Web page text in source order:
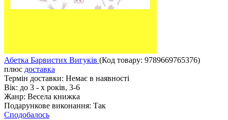
Абетка Барвистих Вигуків (Код товару: 9789669765376)
плюс доставка
Термін доставки: Немає в наявності
Вік: до 3 - х років, 3-6
Жанр: Весела книжка
Подарункове виконання: Так
Сподобалось